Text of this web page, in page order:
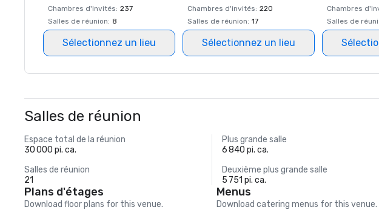
Chambres d'invités: 237
Salles de réunion: 8
Sélectionnez un lieu
Chambres d'invités: 220
Salles de réunion: 17
Sélectionnez un lieu
Chambres
Salles de
Salles de réunion
Espace total de la réunion
30 000 pi. ca.
Plus grande salle
6 840 pi. ca.
Salles de réunion
21
Deuxième plus grande salle
5 751 pi. ca.
Plans d'étages
Download floor plans for this venue.
Menus
Download catering menus for this venue.